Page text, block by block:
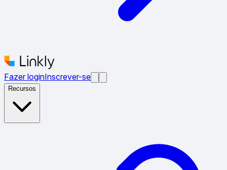
Fazer loginInscrever-se
Recursos